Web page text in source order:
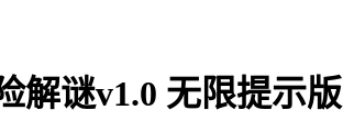
解谜v1.0 无限提示版